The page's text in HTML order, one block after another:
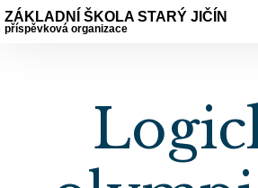
ZÁKLADNÍ ŠKOLA STARÝ JIČÍN
příspěvková organizace